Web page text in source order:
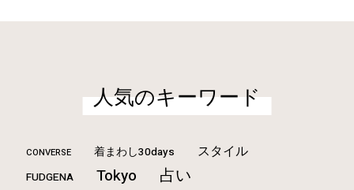
人気のキーワード
CONVERSE 着まわし30days スタイル
FUDGENA Tokyo 占い